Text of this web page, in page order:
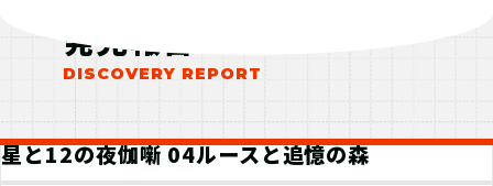
発見報告
星と12の夜伽噺 04ルースと追憶の森